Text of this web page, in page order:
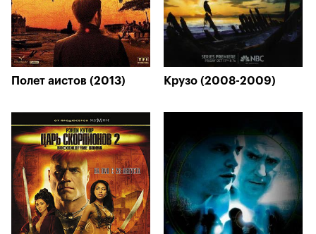
Полет аистов (2013) Крузо (2008-2009)